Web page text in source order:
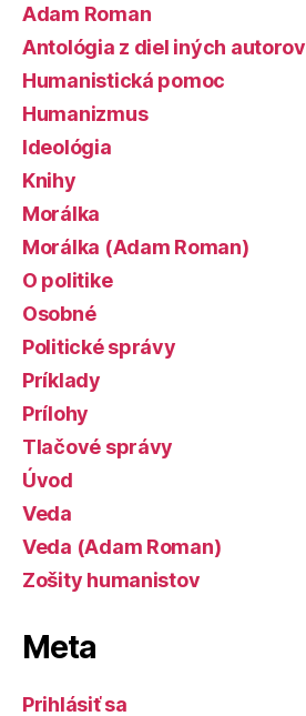
Adam Roman
Antológia z diel iných autorov
Humanistická pomoc
Humanizmus
Ideológia
Knihy
Morálka
Morálka (Adam Roman)
O politike
Osobné
Politické správy
Príklady
Prílohy
Tlačové správy
Úvod
Veda
Veda (Adam Roman)
Zošity humanistov
Meta
Prihlásiť sa